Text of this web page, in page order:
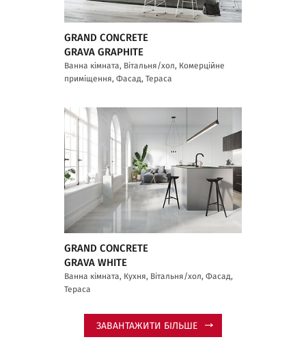
GRAND CONCRETE
GRAVA GRAPHITE
Ванна кімната, Вітальня/хол, Комерційне
приміщення, Фасад, Тераса
GRAND CONCRETE
GRAVA WHITE
Ванна кімната, Кухня, Вітальня/хол, Фасад,
Тераса
ЗАВАНТАЖИТИ БІЛЬШЕ